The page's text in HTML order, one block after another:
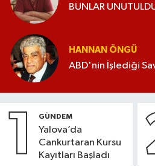
BUNLAR
HANNAN ÖNGÜ
ABD'nin İşlediği
1 GÜNDEM
Yalova’da
Cankurtaran Kursu
Kayıtları Başladı